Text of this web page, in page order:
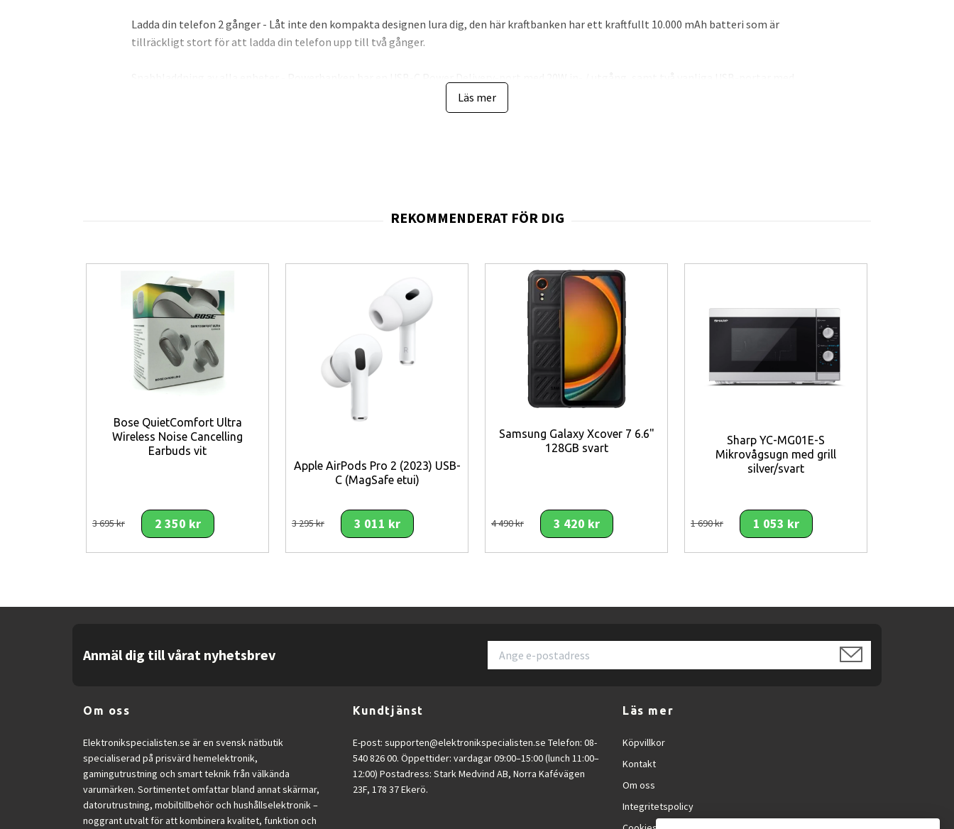
Ladda din telefon 2 gånger - Låt inte den kompakta designen lura dig, den här kraftbanken har ett kraftfullt 10.000 mAh batteri som är
tillräckligt stort för att ladda din telefon upp till två gånger.
Quick Charge 3.0. Det betyder att du snabbt kan ladda nästan vilken smartphone som helst - Android-enheter och Apple iPhones. Även
Integrerad ficklampa
Robust skyddande design
Vattentålig IP65
Specifikationer:
Ingång: USB-C PD 20W
Utgång 1: USB-C PD 20W
Nettovikt 0,295 kg
Inkl. kabel
Läs mer
Bose QuietComfort Ultra
Wireless Noise Cancelling
Earbuds vit
3 695 kr 2 350 kr
Apple AirPods Pro 2 (2023) USB-
C (MagSafe etui)
3 295 kr 3 011 kr
Samsung Galaxy Xcover 7 6.6"
128GB svart
4 490 kr 3 420 kr
Sharp YC-MG01E-S
Mikrovågsugn med grill
silver/svart
1 690 kr 1 053 kr
Anmäl dig till vårat nyhetsbrev
Om oss
Elektronikspecialisten.se är en svensk nätbutik
specialiserad på prisvärd hemelektronik,
gamingutrustning och smart teknik från välkända
varumärken. Sortimentet omfattar bland annat skärmar,
datorutrustning, mobiltillbehör och hushållselektronik –
noggrant utvalt för att kombinera kvalitet, funktion och
Kundtjänst
E-post: supporten@elektronikspecialisten.se Telefon: 08-
540 826 00. Öppettider: vardagar 09:00–15:00 (lunch 11:00–
12:00) Postadress: Stark Medvind AB, Norra Kafévägen
23F, 178 37 Ekerö.
Läs mer
Köpvillkor
Kontakt
Om oss
Integritetspolicy